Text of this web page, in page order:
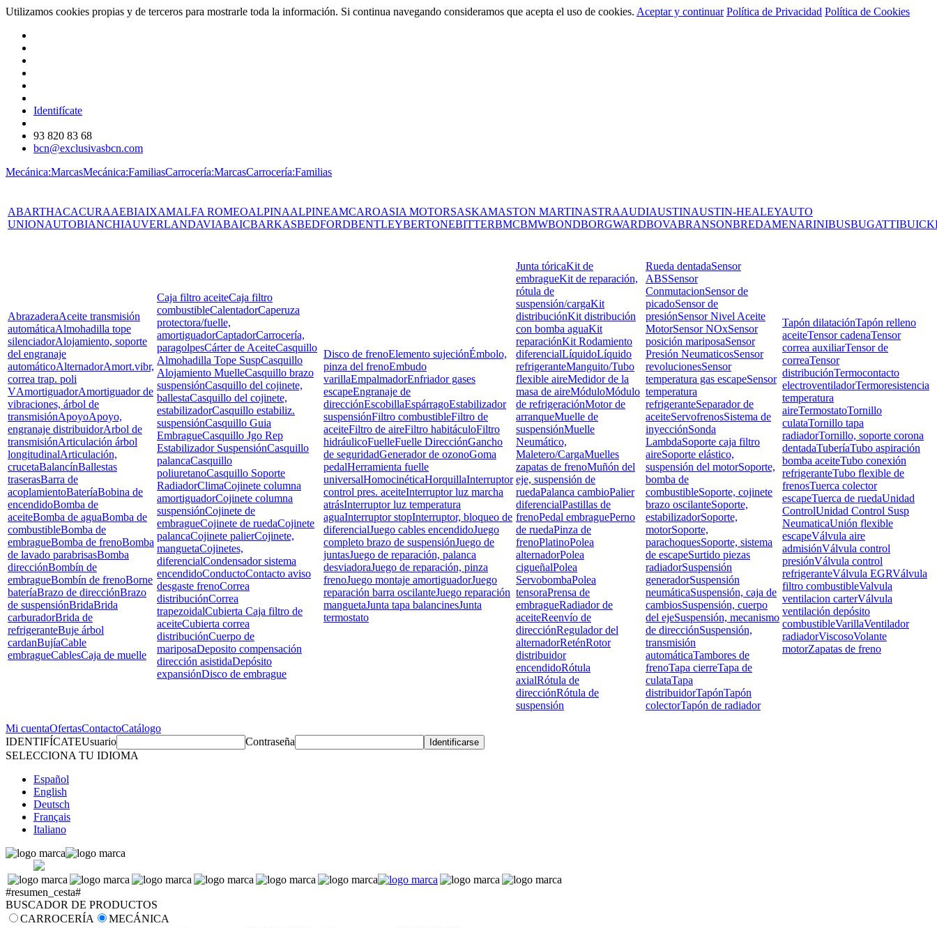
Utilizamos cookies propias y de terceros para mostrarle toda la información. Si continua navegando consideramos que acepta el uso de cookies. Aceptar y continuar Política de Privacidad Política de Cookies
Identifícate
93 820 83 68
bcn@exclusivasbcn.com
Mecánica:MarcasMecánica:FamiliasCarrocería:MarcasCarrocería:Familias
ABARTHACACURAAEBIAIXAMALFA ROMEOALPINAALPINEAMCAROASIA MOTORSASKAMASTON MARTINASTRAAUDIAUSTINAUSTIN-HEALEYAUTO
UNIONAUTOBIANCHIAUVERLANDAVIABAICBARKASBEDFORDBENTLEYBERTONEBITTERBMCBMWBONDBORGWARDBOVABRANSONBREDAMENARINIBUSBUGATTIBUICK
AbrazaderaAceite transmisión
automáticaAlmohadilla tope
silenciadorAlojamiento, soporte
del engranaje
automáticoAlternadorAmort.vibr,
correa trap. poli
VAmortiguadorAmortiguador de
vibraciones, árbol de
transmisiónApoyoApoyo,
engranaje distribuidorArbol de
transmisiónArticulación árbol
longitudinalArticulación,
crucetaBalancínBallestas
traserasBarra de
acoplamientoBateríaBobina de
encendidoBomba de
aceiteBomba de aguaBomba de
combustibleBomba de
embragueBomba de frenoBomba
de lavado parabrisasBomba
direcciónBombín de
embragueBombín de frenoBorne
bateríaBrazo de direcciónBrazo
de suspensiónBridaBrida
carburadorBrida de
refrigeranteBuje árbol
cardanBujíaCable
embragueCablesCaja de muelle
Caja filtro aceiteCaja filtro
combustibleCalentadorCaperuza
protectora/fuelle,
amortiguadorCaptadorCarrocería,
paragolpesCárter de AceiteCasquillo
Almohadilla Tope SuspCasquillo
Alojamiento MuelleCasquillo brazo
suspensiónCasquillo del cojinete,
ballestaCasquillo del cojinete,
estabilizadorCasquillo estabiliz.
suspensiónCasquillo Guia
EmbragueCasquillo Jgo Rep
Estabilizador SuspensiónCasquillo
palancaCasquillo
poliuretanoCasquillo Soporte
RadiadorClimaCojinete columna
amortiguadorCojinete columna
suspensiónCojinete de
embragueCojinete de ruedaCojinete
palancaCojinete palierCojinete,
manguetaCojinetes,
diferencialCondensador sistema
encendidoConductoContacto aviso
desgaste frenoCorrea
distribuciónCorrea
trapezoidalCubierta Caja filtro de
aceiteCubierta correa
distribuciónCuerpo de
mariposaDeposito compensación
dirección asistidaDepósito
expansiónDisco de embrague
Disco de frenoElemento sujeciónÉmbolo,
pinza del frenoEmbudo
varillaEmpalmadorEnfriador gases
escapeEngranaje de
direcciónEscobillaEspárragoEstabilizador
suspensiónFiltro combustibleFiltro de
aceiteFiltro de aireFiltro habitáculoFiltro
hidráulicoFuelleFuelle DirecciónGancho
de seguridadGenerador de ozonoGoma
pedalHerramienta fuelle
universalHomocinéticaHorquillaInterruptor
control pres. aceiteInterruptor luz marcha
atrásInterruptor luz temperatura
aguaInterruptor stopInterruptor, bloqueo de
diferencialJuego cables encendidoJuego
completo brazo de suspensiónJuego de
juntasJuego de reparación, palanca
desviadoraJuego de reparación, pinza
frenoJuego montaje amortiguadorJuego
reparación barra oscilanteJuego reparación
manguetaJunta tapa balancinesJunta
termostato
Junta tóricaKit de
embragueKit de reparación,
rótula de
suspensión/cargaKit
distribuciónKit distribución
con bomba aguaKit
reparaciónKit Rodamiento
diferencialLíquidoLíquido
refrigeranteManguito/Tubo
flexible aireMedidor de la
masa de aireMóduloMódulo
de refrigeraciónMotor de
arranqueMuelle de
suspensiónMuelle
Neumático,
Maletero/CargaMuelles
zapatas de frenoMuñón del
eje, suspensión de
ruedaPalanca cambioPalier
diferencialPastillas de
frenoPedal embraguePerno
de ruedaPinza de
frenoPlatinoPolea
alternadorPolea
cigueñalPolea
ServobombaPolea
tensoraPrensa de
embragueRadiador de
aceiteReenvío de
direcciónRegulador del
alternadorReténRotor
distribuidor
encendidoRótula
axialRótula de
direcciónRótula de
suspensión
Rueda dentadaSensor
ABSSensor
ConmutacionSensor de
picadoSensor de
presiónSensor Nivel Aceite
MotorSensor NOxSensor
posición mariposaSensor
Presión NeumaticosSensor
revolucionesSensor
temperatura gas escapeSensor
temperatura
refrigeranteSeparador de
aceiteServofrenosSistema de
inyecciónSonda
LambdaSoporte caja filtro
aireSoporte elástico,
suspensión del motorSoporte,
bomba de
combustibleSoporte, cojinete
brazo oscilanteSoporte,
estabilizadorSoporte,
motorSoporte,
parachoquesSoporte, sistema
de escapeSurtido piezas
radiadorSuspensión
generadorSuspensión
neumáticaSuspensión, caja de
cambiosSuspensión, cuerpo
del ejeSuspensión, mecanismo
de direcciónSuspensión,
transmisión
automáticaTambores de
frenoTapa cierreTapa de
culataTapa
distribuidorTapónTapón
colectorTapón de radiador
Tapón dilataciónTapón relleno
aceiteTensor cadenaTensor
correa auxiliarTensor de
correaTensor
distribuciónTermocontacto
electroventiladorTermoresistencia
temperatura
aireTermostatoTornillo
culataTornillo tapa
radiadorTornillo, soporte corona
dentadaTuberíaTubo aspiración
bomba aceiteTubo conexión
refrigeranteTubo flexible de
frenosTuerca colector
escapeTuerca de ruedaUnidad
ControlUnidad Control Susp
NeumaticaUnión flexible
escapeVálvula aire
admisiónVálvula control
presiónVálvula control
refrigeranteVálvula EGRVálvula
filtro combustibleValvula
ventilacion carterVálvula
ventilación depósito
combustibleVarillaVentilador
radiadorViscosoVolante
motorZapatas de freno
Mi cuentaOfertasContactoCatálogo
IDENTIFÍCATEUsuario
Contraseña
SELECCIONA TU IDIOMA
Español
English
Deutsch
Français
Italiano
#resumen_cesta#
BUSCADOR DE PRODUCTOS
CARROCERÍA
MECÁNICA